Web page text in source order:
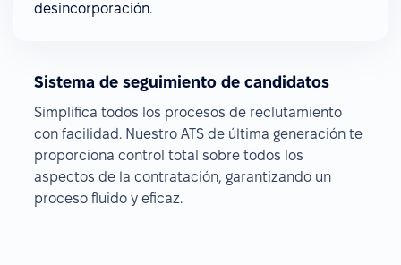
desincorporación.
Sistema de seguimiento de candidatos
Simplifica todos los procesos de reclutamiento
con facilidad. Nuestro ATS de última generación te
proporciona control total sobre todos los
aspectos de la contratación, garantizando un
proceso fluido y eficaz.